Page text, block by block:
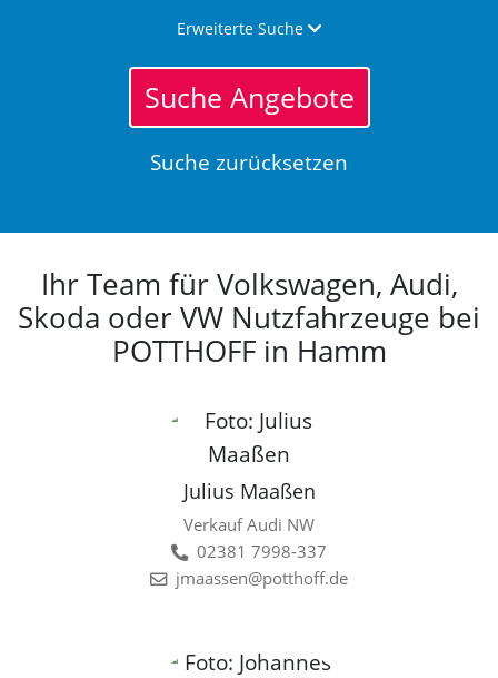
Erweiterte Suche
Suche Angebote
Suche zurücksetzen
Ihr Team für Volkswagen, Audi,
Skoda oder VW Nutzfahrzeuge bei
POTTHOFF in Hamm
Julius Maaßen
Verkauf Audi NW
02381 7998-337
jmaassen@potthoff.de